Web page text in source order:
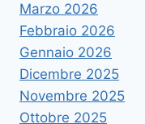
Marzo 2026
Febbraio 2026
Gennaio 2026
Dicembre 2025
Novembre 2025
Ottobre 2025